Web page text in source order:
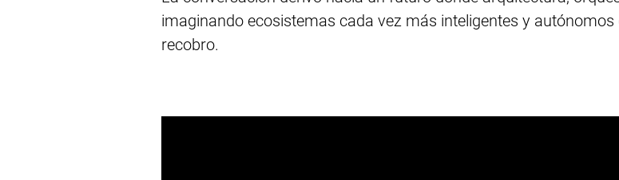
imaginando ecosistemas cada vez más inteligentes y
recobro.